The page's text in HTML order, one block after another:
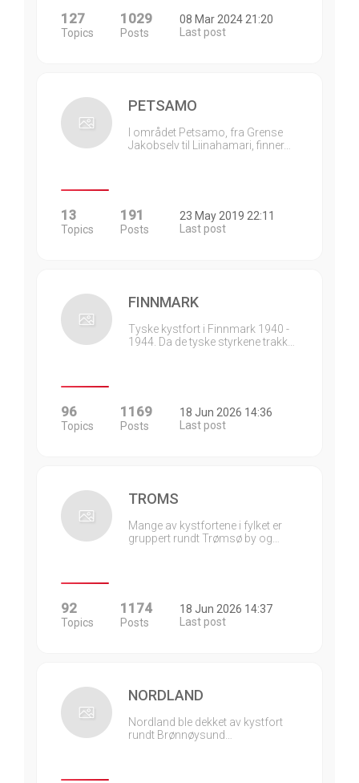
127
Topics
1029
Posts
08 Mar 2024 21:20
Last post
PETSAMO
I området Petsamo, fra Grense
Jakobselv til Liinahamari, finner…
13
Topics
191
Posts
23 May 2019 22:11
Last post
FINNMARK
Tyske kystfort i Finnmark 1940 -
1944. Da de tyske styrkene trakk…
96
Topics
1169
Posts
18 Jun 2026 14:36
Last post
TROMS
Mange av kystfortene i fylket er
gruppert rundt Trømsø by og…
92
Topics
1174
Posts
18 Jun 2026 14:37
Last post
NORDLAND
Nordland ble dekket av kystfort
rundt Brønnøysund…